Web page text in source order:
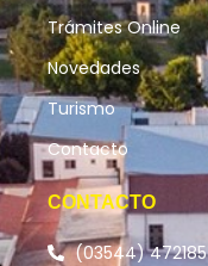
Trámites Online
Novedades
Turismo
Contacto
CONTACTO
(03544) 472185